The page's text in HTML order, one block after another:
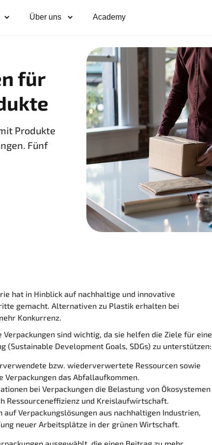
Über uns Academy
für
Produkte
Fünf
hat in Hinblick auf nachhaltige und innovative
gemacht. Alternativen zu Plastik erhalten bei
Konkurrenz.
sind wichtig, da sie helfen die Ziele für eine
(Sustainable Development Goals, SDGs) zu unterstützen:
bzw. wiederverwertete Ressourcen sowie
Verpackungen das Abfallaufkommen.
bei Verpackungen die Belastung von Ökosystemen
Ressourceneffizienz und Kreislaufwirtschaft.
auf Verpackungslösungen aus nachhaltigen Industrien,
neuer Arbeitsplätze in der grünen Wirtschaft.